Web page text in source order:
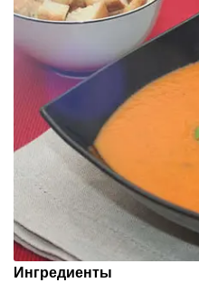
Ингредиенты